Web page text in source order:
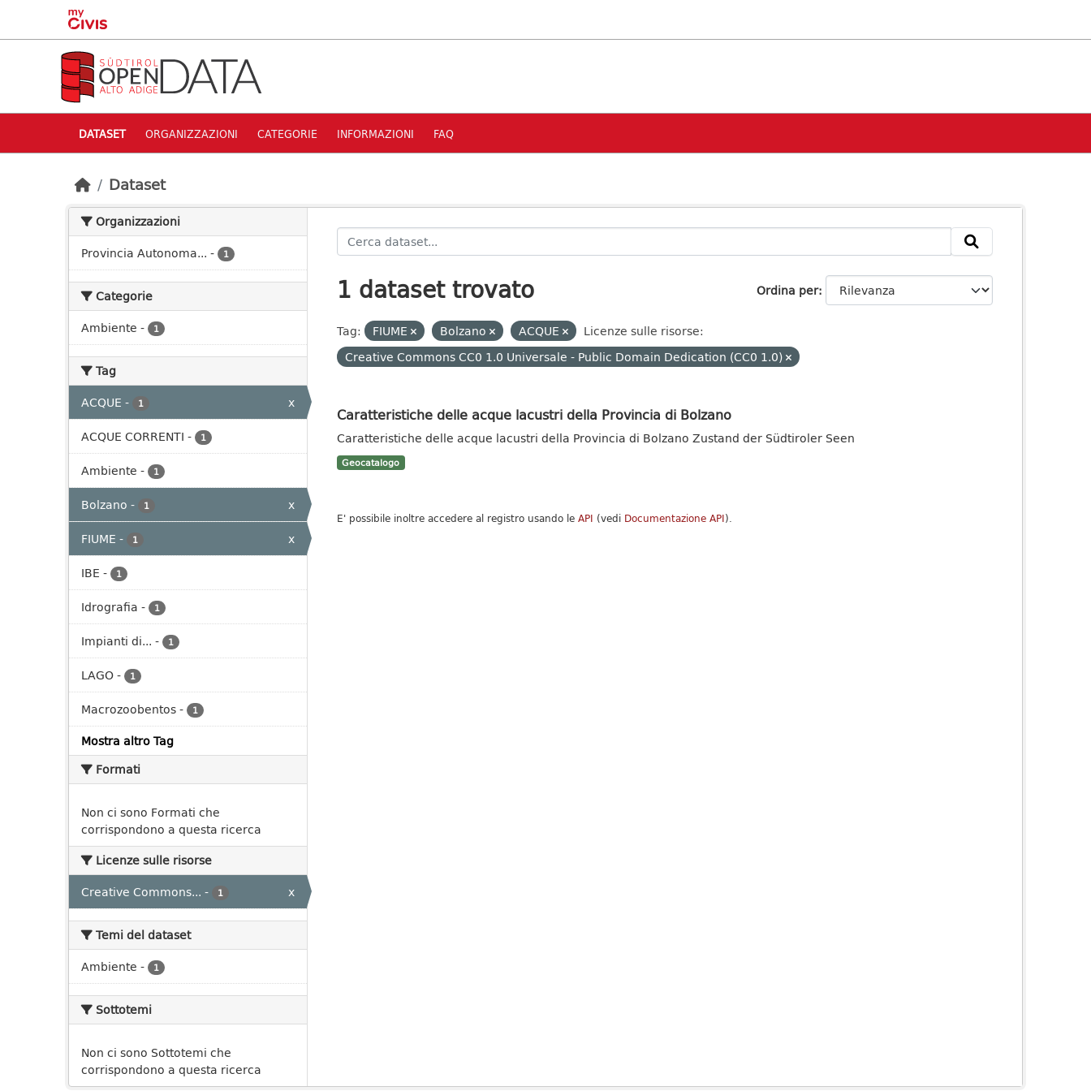
Skip to main content
DATASET ORGANIZZAZIONI CATEGORIE INFORMAZIONI FAQ
Dataset
Organizzazioni
Provincia Autonoma... - 1
Categorie
Ambiente - 1
Tag
ACQUE - 1
x
ACQUE CORRENTI - 1
Ambiente - 1
Bolzano - 1
x
FIUME - 1
x
IBE - 1
Idrografia - 1
Impianti di... - 1
LAGO- 1
Macrozoobentos- 1
Mostra altro Tag
Formati
Non ci sono Formati che
corrispondono a questa ricerca
Licenze sulle risorse
Creative Commons... - 1 x
Temi del dataset
Ambiente - 1
Sottotemi
Non ci sono Sottotemi che
corrispondono a questa ricerca
Ordina per
1 dataset trovato
Tag: FIUME Bolzano ACQUE
Licenze sulle risorse:
Creative Commons CC0 1.0 Universale - Public Domain Dedication (CC0 1.0)
Caratteristiche delle acque lacustri della Provincia di Bolzano
Caratteristiche delle acque lacustri della Provincia di Bolzano Zustand der Südtiroler Seen
Geocatalogo
E' possibile inoltre accedere al registro usando le API (vedi Documentazione API).